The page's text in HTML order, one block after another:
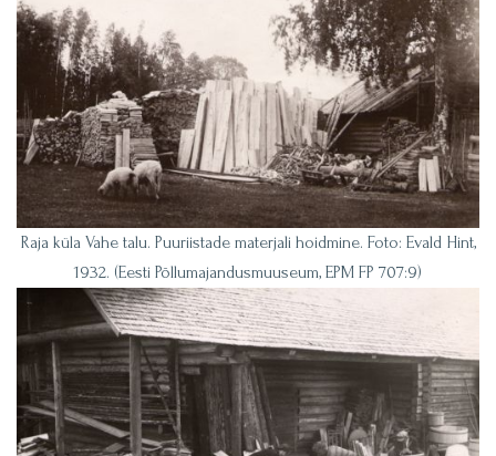
Raja küla Vahe talu. Puuriistade materjali hoidmine. Foto: Evald Hint,
1932. (Eesti Põllumajandusmuuseum, EPM FP 707:9)